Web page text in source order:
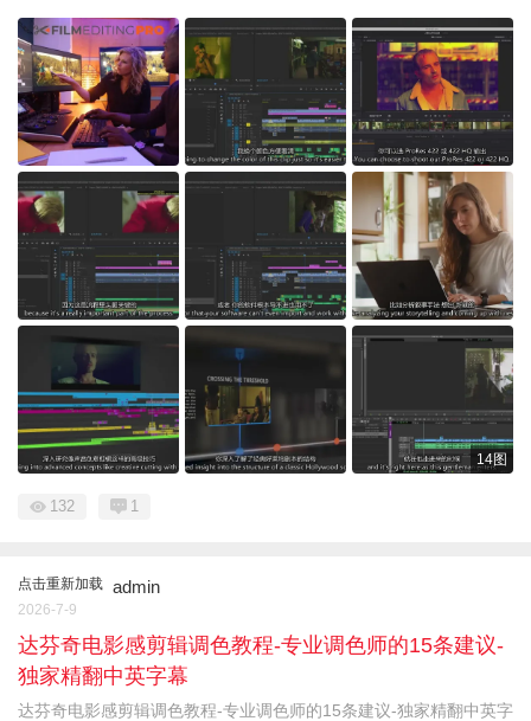
14图
132 1
点击重新加载 admin
2026-7-9
达芬奇电影感剪辑调色教程-专业调色师的15条建议-
独家精翻中英字幕
达芬奇电影感剪辑调色教程-专业调色师的15条建议-独家精翻中英字